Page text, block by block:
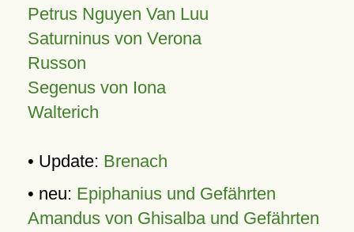
Petrus Nguyen Van Luu
Saturninus von Verona
Russon
Segenus von Iona
Walterich
• Update: Brenach
• neu: Epiphanius und Gefährten
Amandus von Ghisalba und Gefährten